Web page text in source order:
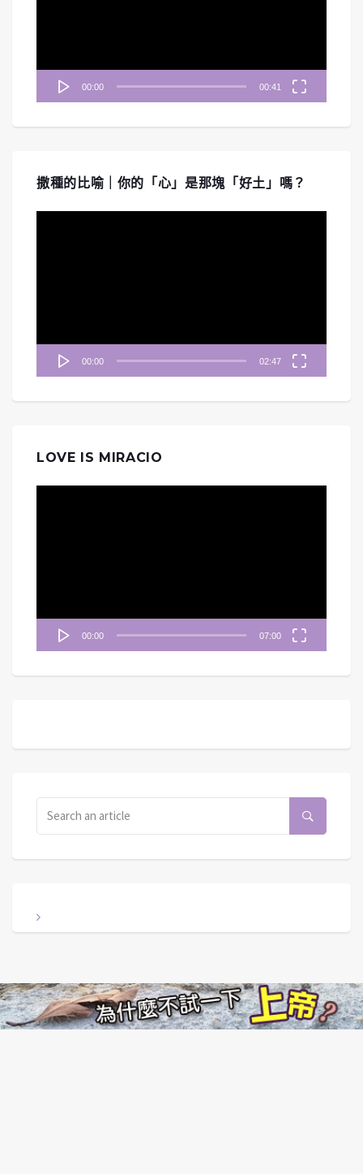
00:00 00:41
撒種的比喻｜你的「心」是那塊「好土」嗎？
00:00 02:47
LOVE IS MIRACIO
00:00 07:00